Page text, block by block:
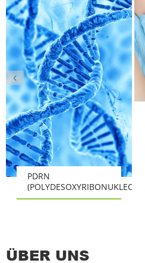
PDRN
(POLYDESOXYRIBONUKLEOTID)
ÜBER UNS